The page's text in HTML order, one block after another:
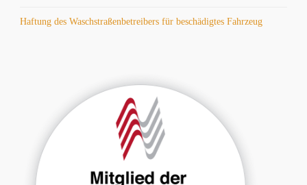
Haftung des Waschstraßenbetreibers für beschädigtes Fahrzeug